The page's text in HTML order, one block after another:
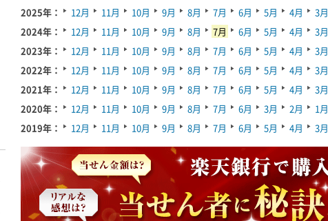
2025年：
12月 11月 10月 9月 8月 7月 6月 5月 4月 3月
2024年：
12月 11月 10月 9月 8月 7月 6月 5月 4月 3月
2023年：
12月 11月 10月 9月 8月 7月 6月 5月 4月 3月
2022年：
12月 11月 10月 9月 8月 7月 6月 5月 4月 3月
2021年：
12月 11月 10月 9月 8月 7月 6月 5月 4月 3月
2020年：
12月 11月 10月 9月 8月 7月 6月 3月 2月
1月
2019年：
12月 11月 10月 9月 8月 7月 6月 5月 4月 3月